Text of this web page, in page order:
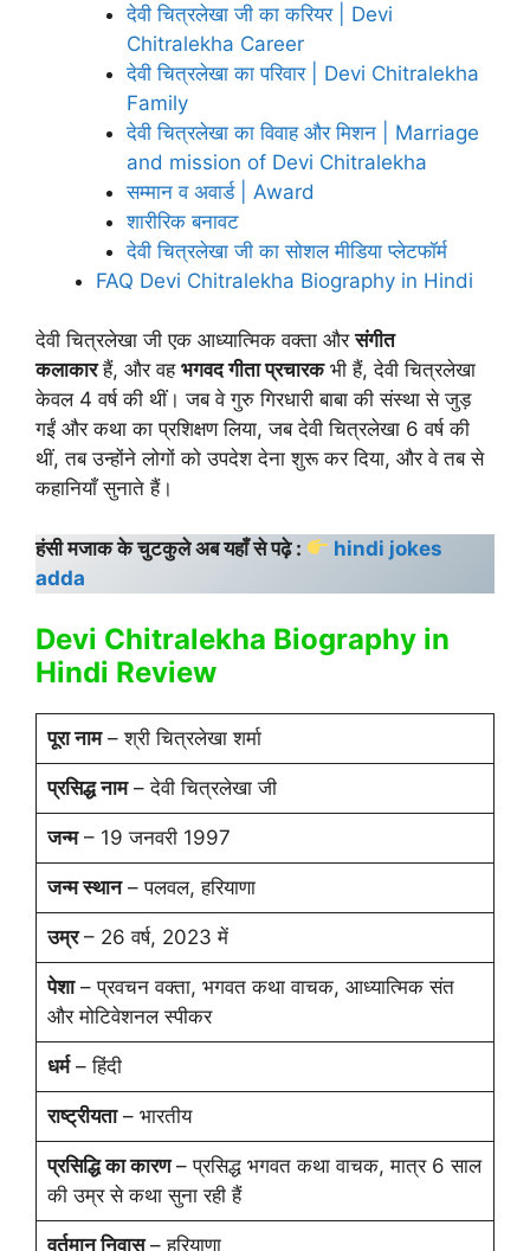
देवी चित्रलेखा जी का करियर | Devi
Chitralekha Career
देवी चित्रलेखा का परिवार | Devi Chitralekha
Family
देवी चित्रलेखा का विवाह और मिशन | Marriage
and mission of Devi Chitralekha
सम्मान व अवार्ड | Award
शारीरिक बनावट
देवी चित्रलेखा जी का सोशल मीडिया प्लेटफॉर्म
FAQ Devi Chitralekha Biography in Hindi
देवी चित्रलेखा जी एक आध्यात्मिक वक्ता औरसंगीत
कलाकारहैं, और वह भगवद गीता प्रचारकभी हैं, देवी चित्रलेखा
केवल 4 वर्ष की थीं। जब वे गुरु गिरधारी बाबा की संस्था से जुड़
गईं और कथा का प्रशिक्षण लिया, जब देवी चित्रलेखा 6 वर्ष की
थीं, तब उन्होंने लोगों को उपदेश देना शुरू कर दिया, और वे तब से
कहानियाँ सुनाते हैं।
हंसी मजाक के चुटकुले अब यहाँ से पढ़े :
hindi jokes
adda
Devi Chitralekha Biography in
Hindi Review
पूरा नाम– श्री चित्रलेखा शर्मा
प्रसिद्ध नाम– देवी चित्रलेखा जी
जन्म– 19 जनवरी 1997
जन्म स्थान– पलवल, हरियाणा
उम्र– 26 वर्ष, 2023 में
पेशा– प्रवचन वक्ता, भगवत कथा वाचक, आध्यात्मिक संत
और मोटिवेशनल स्पीकर
धर्म– हिंदी
राष्ट्रीयता– भारतीय
प्रसिद्धि का कारण– प्रसिद्ध भगवत कथा वाचक, मात्र 6 साल
की उम्र से कथा सुना रही हैं
वर्तमान निवास– हरियाणा